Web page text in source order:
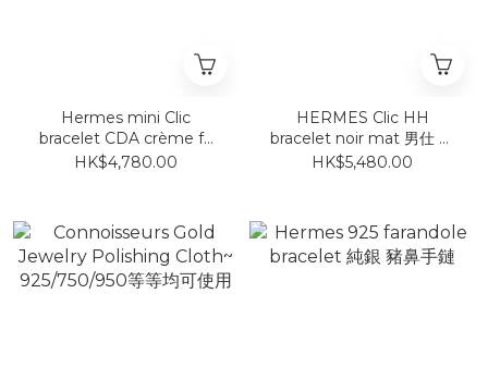
Hermes mini Clic
bracelet CDA crème fo
奶白/玫瑰金
HK$4,780.00
HERMES Clic HH
bracelet noir mat 男仕 啞
面 手鐲
HK$5,480.00